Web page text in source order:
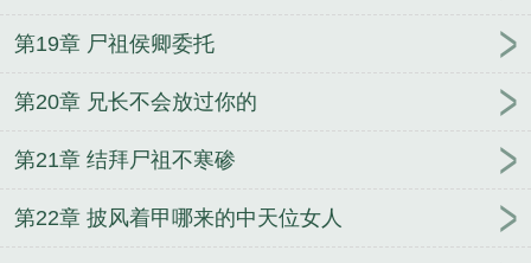
第19章 尸祖侯卿委托
第20章 兄长不会放过你的
第21章 结拜尸祖不寒碜
第22章 披风着甲哪来的中天位女人